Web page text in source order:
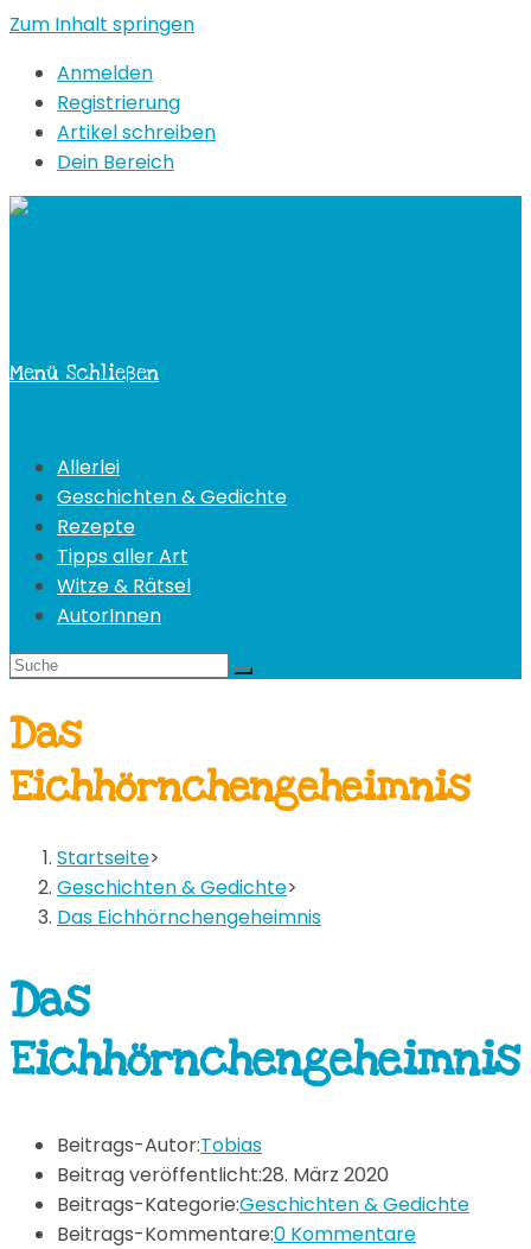
Zum Inhalt springen
Anmelden
Registrierung
Artikel schreiben
Dein Bereich
Menü Schließen
Allerlei
Geschichten & Gedichte
Rezepte
Tipps aller Art
Witze & Rätsel
AutorInnen
Das
Eichhörnchengeheimnis
Startseite>
Geschichten & Gedichte>
Das Eichhörnchengeheimnis
Das
Eichhörnchengeheimnis
Beitrags-Autor:Tobias
Beitrag veröffentlicht:28. März 2020
Beitrags-Kategorie:Geschichten & Gedichte
Beitrags-Kommentare:0 Kommentare